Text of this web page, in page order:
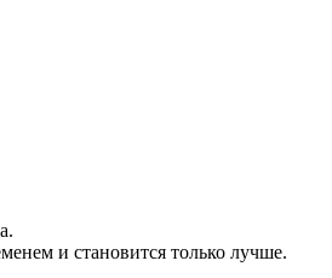
и становится только лучше.